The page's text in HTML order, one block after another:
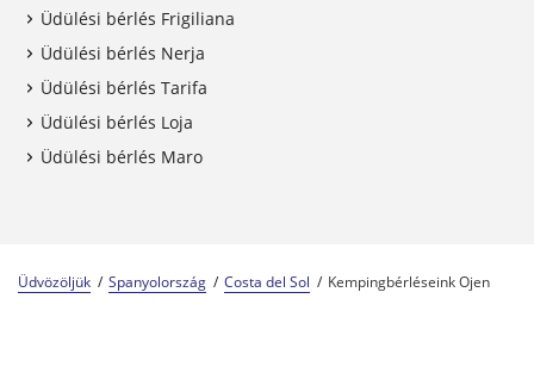
Üdülési bérlés Frigiliana
Üdülési bérlés Nerja
Üdülési bérlés Tarifa
Üdülési bérlés Loja
Üdülési bérlés Maro
Üdvözöljük Spanyolország Costa del Sol Kempingbérléseink Ojen